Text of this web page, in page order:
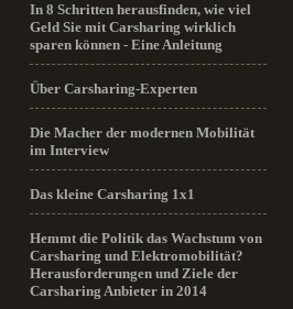
In 8 Schritten herausfinden, wie viel
Geld Sie mit Carsharing wirklich
sparen können - Eine Anleitung
Über Carsharing-Experten
Die Macher der modernen Mobilität
im Interview
Das kleine Carsharing 1x1
Hemmt die Politik das Wachstum von
Carsharing und Elektromobilität?
Herausforderungen und Ziele der
Carsharing Anbieter in 2014